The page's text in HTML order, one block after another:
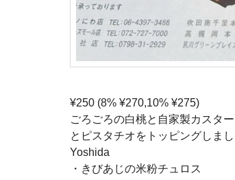
¥250 (8% ¥270,10% ¥275)
ごろごろの白桃と自家製カスタ
とピスタチオをトッピングしまし
Yoshida
・きびあじの米粉チュロス